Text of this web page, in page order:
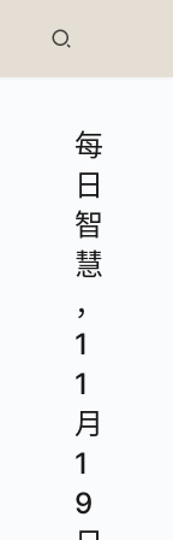
每
日
智
慧
，
1
1
月
1
9